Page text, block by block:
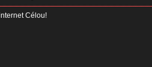
Célou!